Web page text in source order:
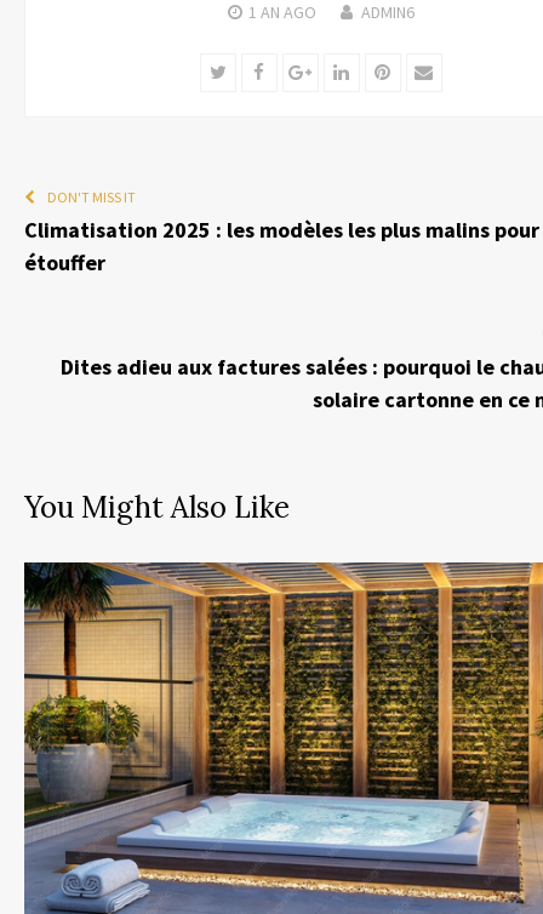
1 AN AGO ADMIN6
TwitterFacebookGoogle+LinkedInPinterest
Email
DON'T MISS IT
Climatisation 2025 : les modèles les plus malins
étouffer
Dites adieu aux factures salées : pourquoi le
solaire cartonne en ce
You Might Also Like